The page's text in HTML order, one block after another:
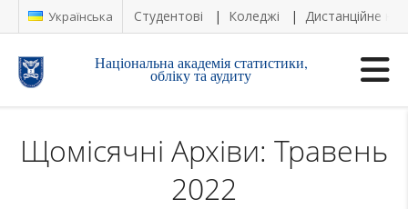
Українська Студентові Коледжі Дистанційне
Національна академія статистики,
обліку та аудиту
Щомісячні Архіви: Травень
2022